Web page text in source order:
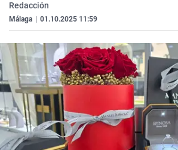
Redacción
Málaga 01.10.2025 11:59